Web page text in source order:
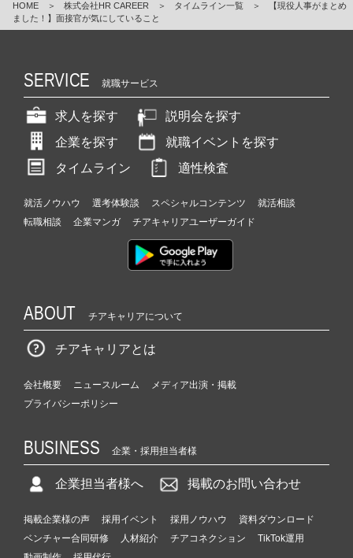
HOME ＞ 株式会社HR CAREER ＞ タイムライン一覧 ＞
【現役人事がまとめ
ました！】面接官が気にしていること
SERVICE 就職サービス
求人を探す
説明会を探す
企業を探す
就職イベントを探す
タイムライン
適性検査
就活ノウハウ 選考体験談 スペシャルコンテンツ
就活相談
転職相談
企業マンガ チアキャリアユーザーガイド
ABOUT チアキャリアについて
チアキャリアとは
会社概要 ニュースルーム
メディア出演・掲載
プライバシーポリシー
BUSINESS 企業・採用担当者様
企業担当者様へ 掲載のお問い合わせ
掲載企業様の声 採用イベント 採用ノウハウ
資料ダウンロード
ベンチャー合同研修
人材紹介 チアコネクション
TikTok運用